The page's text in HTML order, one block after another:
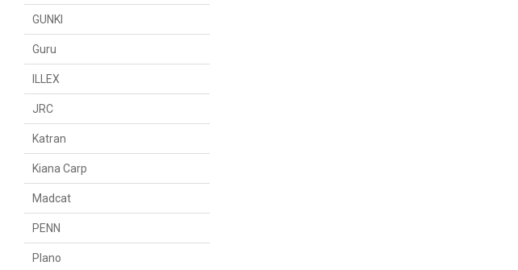
GUNKI
Guru
ILLEX
JRC
Katran
Kiana Carp
Madcat
PENN
Plano